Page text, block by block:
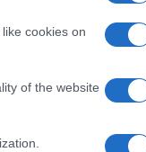
cookies on
of the website